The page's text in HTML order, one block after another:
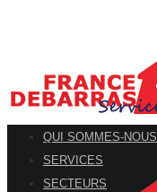
QUI SOMMES-NOUS
SERVICES
SECTEURS